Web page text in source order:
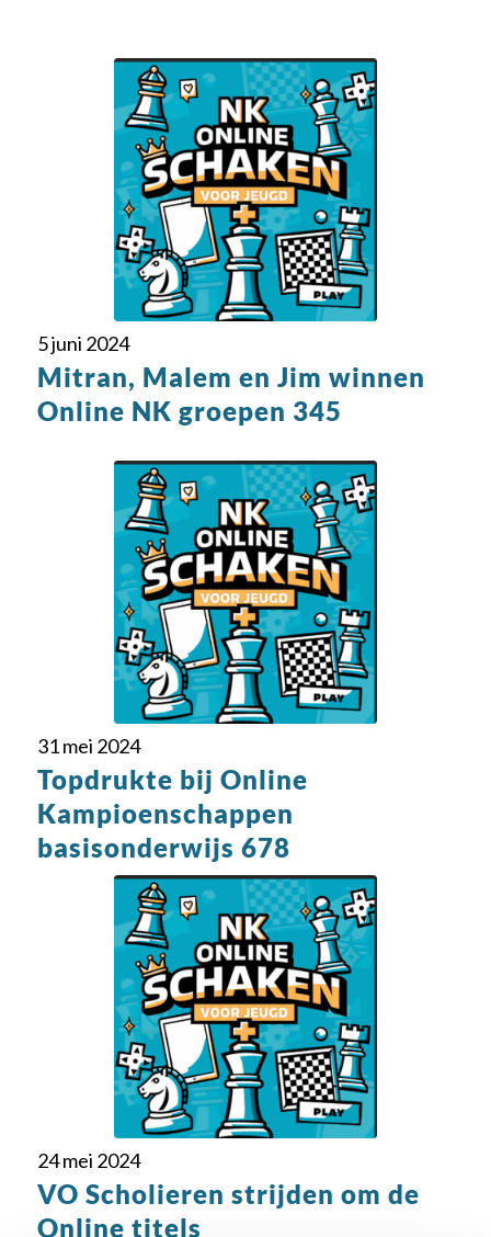
5 juni 2024
Mitran, Malem en Jim winnen
Online NK groepen 345
31 mei 2024
Topdrukte bij Online
Kampioenschappen
basisonderwijs 678
24 mei 2024
VO Scholieren strijden om de
Online titels